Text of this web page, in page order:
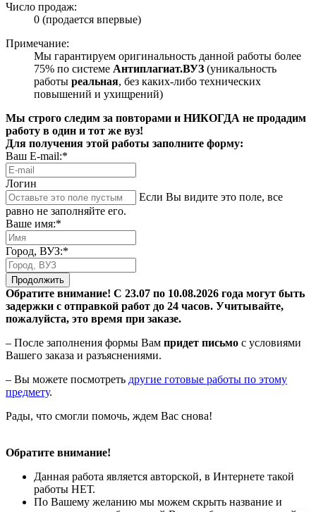
Число продаж:
0 (продается впервые)
Примечание:
Мы гарантируем оригинальность данной работы более
75% по системе Антиплагиат.ВУЗ (уникальность
работы реальная, без каких-либо технических
повышений и ухищрений)
Мы строго следим за повторами и НИКОГДА не продадим
работу в один и тот же вуз!
Для получения этой работы заполните форму:
Ваш E-mail:*
Логин
Если Вы видите это поле, все
равно не заполняйте его.
Ваше имя:*
Город, ВУЗ:*
Продолжить
Обратите внимание! С 23.07 по 10.08.2026 года могут быть
задержки с отправкой работ до 24 часов. Учитывайте,
пожалуйста, это время при заказе.
– После заполнения формы Вам придет письмо с условиями
Вашего заказа и разъяснениями.
– Вы можете посмотреть другие готовые работы по этому
предмету.
Рады, что смогли помочь, ждем Вас снова!
Обратите внимание!
Данная работа является авторской, в Интернете такой
работы НЕТ.
По Вашему желанию мы можем скрыть название и